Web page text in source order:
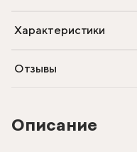
Описание
Характеристики
Отзывы